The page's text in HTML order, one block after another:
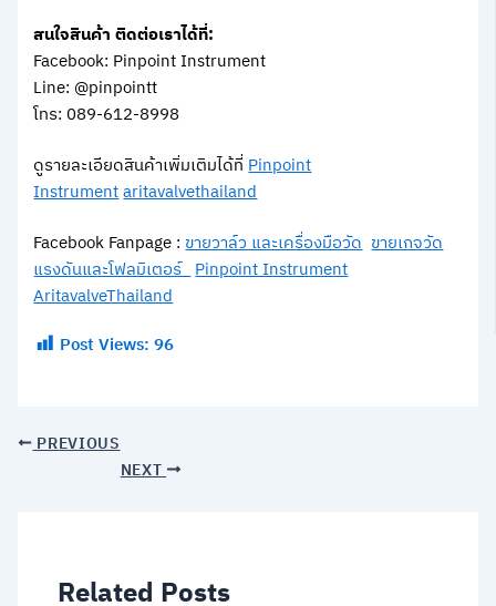
สนใจสินค้า ติดต่อเราได้ที่:
Facebook: Pinpoint Instrument
Line: @pinpointt
โทร: 089-612-8998
ดูรายละเอียดสินค้าเพิ่มเติมได้ที่Pinpoint
Instrumentaritavalvethailand
Facebook Fanpage :ขายวาล์ว และเครื่องมือวัด ขายเกจวัด
แรงดันและโฟลมิเตอร์Pinpoint Instrument
AritavalveThailand
Post Views: 96
PREVIOUS
NEXT
Related Posts